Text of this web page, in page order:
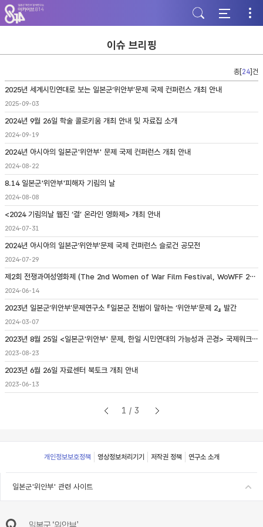
주
메
뉴
가
본
문
바
기
하
단
바
기
이슈 브리핑
총[24]건
2025년 세계시민연대로 보는 일본군‘위안부’문제 국제 컨퍼런스 개최 안내
2025-09-03
2024년 9월 26일 학술 콜로키움 개최 안내 및 자료집 소개
2024-09-19
2024년 아시아의 일본군'위안부' 문제 국제 컨퍼런스 개최 안내
2024-08-22
8.14 일본군'위안부'피해자 기림의 날
2024-08-08
<2024 기림의날 웹진 ‘결’ 온라인 영화제> 개최 안내
2024-07-31
2024년 아시아의 일본군‘위안부’문제 국제 컨퍼런스 슬로건 공모전
2024-07-29
제2회 전쟁과여성영화제 (The 2nd Women of War Film Festival, WoWFF 2024) 개최 안내
2024-06-14
2023년 일본군‘위안부’문제연구소 『일본군 전범이 말하는 ‘위안부’문제 2』 발간
2024-03-07
2023년 8월 25일 <일본군'위안부' 문제, 한일 시민연대의 가능성과 곤경> 국제워크숍 개최
2023-08-23
2023년 6월 26일 자료센터 북토크 개최 안내
2023-06-13
1/3
Footer
개인정보보호정책 영상정보처리기기 저작권 정책 연구소 소개
일본군'위안부' 관련 사이트